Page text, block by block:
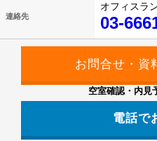
連絡先
オフィスラ
03-
空室確認・内見
電話で